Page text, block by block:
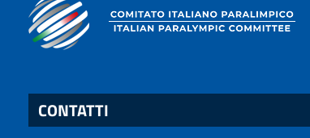
CONTATTI